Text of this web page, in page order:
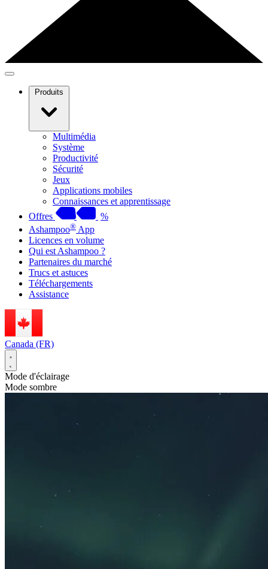
Produits
Multimédia
Système
Productivité
Sécurité
Jeux
Applications mobiles
Connaissances et apprentissage
Offres
%
Ashampoo® App
Licences en volume
Qui est Ashampoo ?
Partenaires du marché
Trucs et astuces
Téléchargements
Assistance
Canada (FR)
Mode d'éclairage
Mode sombre